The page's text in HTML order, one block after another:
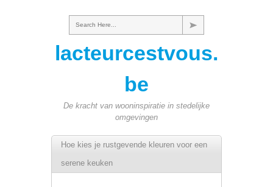
Search Here...
lacteurcestvous.
be
De kracht van wooninspiratie in stedelijke
omgevingen
Hoe kies je rustgevende kleuren voor een
serene keuken